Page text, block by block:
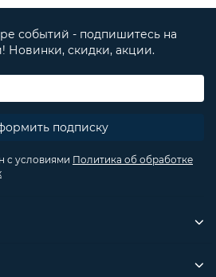
событий - подпишитесь на
Новинки, скидки, акции.
подписку
с условиями Политика об обработке